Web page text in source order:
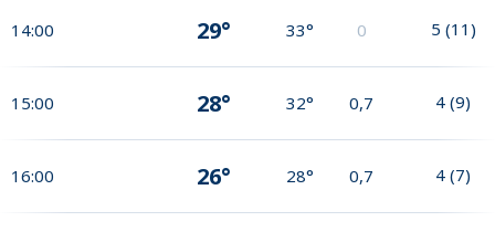
14:00 29° 33° 0 5 (11)
15:00 28° 32° 0,7 4 (9)
16:00 26° 28° 0,7 4 (7)